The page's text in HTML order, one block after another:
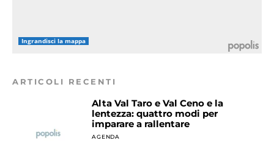
Ingrandisci la mappa
ARTICOLI RECENTI
Alta Val Taro e Val Ceno e la
lentezza: quattro modi per
imparare a rallentare
AGENDA